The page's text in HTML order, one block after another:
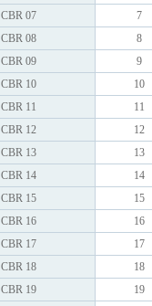
CBR 07
7
CBR 08
8
CBR 09
9
CBR 10
10
CBR 11
11
CBR 12
12
CBR 13
13
CBR 14
14
CBR 15
15
CBR 16
16
CBR 17
17
CBR 18
18
CBR 19
19